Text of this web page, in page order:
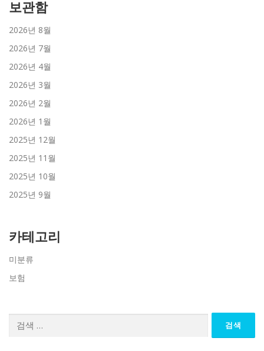
보관함
2026년 8월
2026년 7월
2026년 4월
2026년 3월
2026년 2월
2026년 1월
2025년 12월
2025년 11월
2025년 10월
2025년 9월
카테고리
미분류
보험